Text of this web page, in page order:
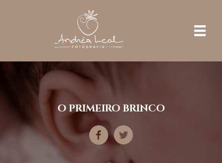
O PRIMEIRO BRINCO